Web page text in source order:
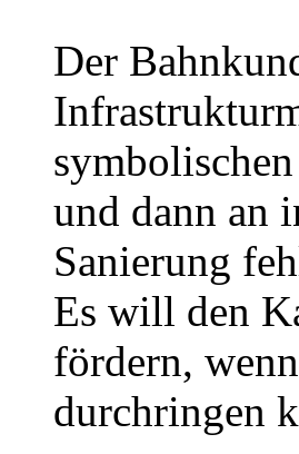
Der
und dann an
Sanierung
Es will den
fördern,
durchringen